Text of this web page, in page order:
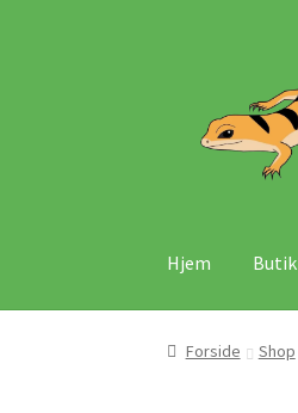
navigation
indhold
Hjem Butik
Forside Shop